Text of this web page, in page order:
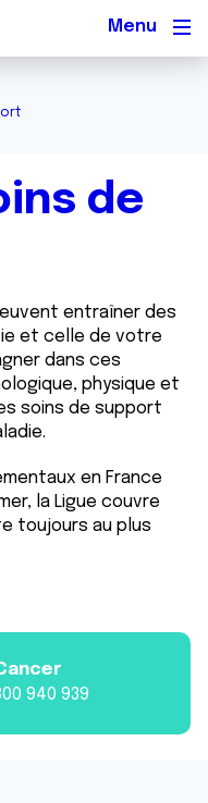
de
entraîner des
et celle de votre
dans ces
physique et
soins de support
en France
la Ligue couvre
toujours au plus
940 939